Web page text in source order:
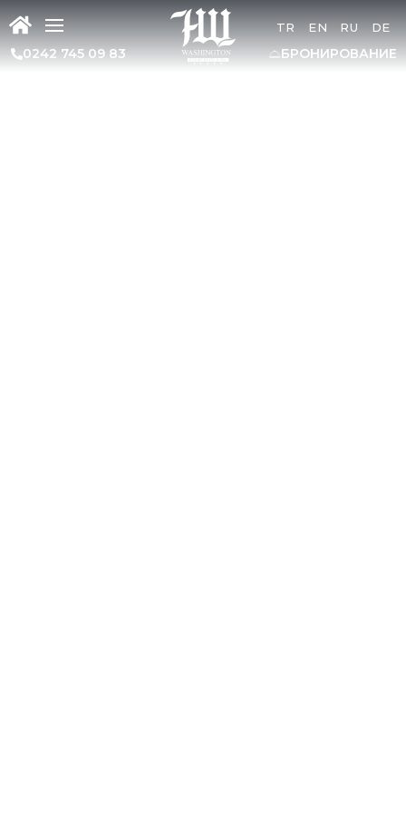
0242 745 09 83 БРОНИРОВАНИЕ
TR EN RU DE